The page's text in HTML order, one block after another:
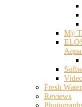
My
Fresh
Reviews